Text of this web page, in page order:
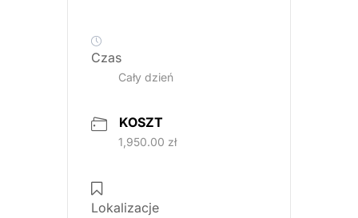
Czas
Cały dzień
KOSZT
1,950.00 zł
Lokalizacje
Injection.
indeks
silikonowy,